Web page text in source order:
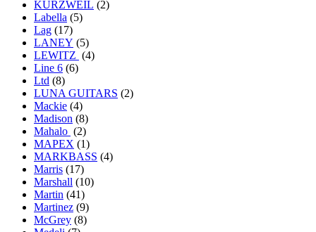
KURZWEIL (2)
Labella (5)
Lag (17)
LANEY (5)
LEWITZ (4)
Line 6 (6)
Ltd (8)
LUNA GUITARS (2)
Mackie (4)
Madison (8)
Mahalo (2)
MAPEX (1)
MARKBASS (4)
Marris (17)
Marshall (10)
Martin (41)
Martinez (9)
McGrey (8)